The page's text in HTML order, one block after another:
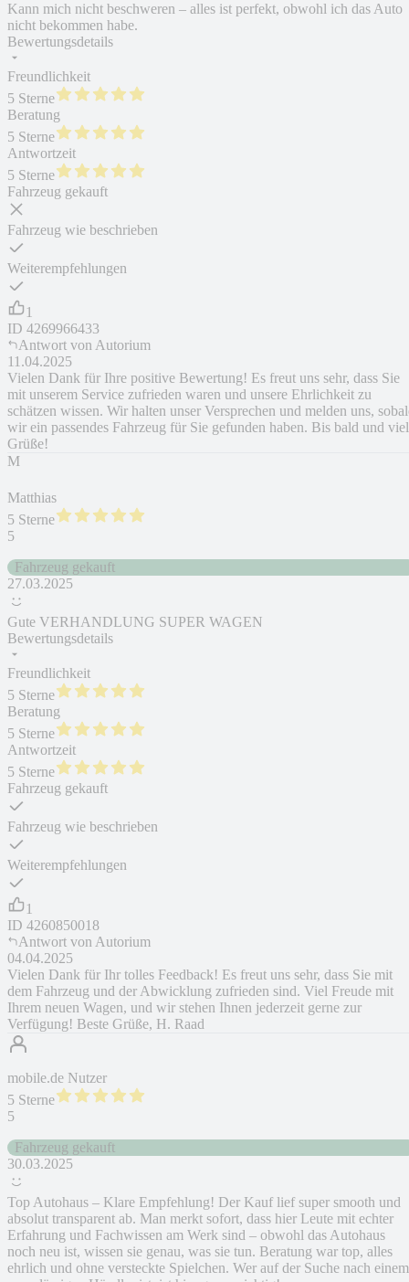
Kann mich nicht beschweren – alles ist perfekt, obwohl ich das Auto
nicht bekommen habe.
Bewertungsdetails
Freundlichkeit
5 Sterne
Beratung
5 Sterne
Antwortzeit
5 Sterne
Fahrzeug gekauft
Fahrzeug wie beschrieben
Weiterempfehlungen
1
ID 4269966433
Antwort von Autorium
11.04.2025
Vielen Dank für Ihre positive Bewertung! Es freut uns sehr, dass Sie
mit unserem Service zufrieden waren und unsere Ehrlichkeit zu
schätzen wissen. Wir halten unser Versprechen und melden uns,
wir ein passendes Fahrzeug für Sie gefunden haben. Bis bald und
Grüße!
M
Matthias
5 Sterne
5
Fahrzeug gekauft
27.03.2025
Gute VERHANDLUNG SUPER WAGEN
Bewertungsdetails
Freundlichkeit
5 Sterne
Beratung
5 Sterne
Antwortzeit
5 Sterne
Fahrzeug gekauft
Fahrzeug wie beschrieben
Weiterempfehlungen
1
ID 4260850018
Antwort von Autorium
04.04.2025
Vielen Dank für Ihr tolles Feedback! Es freut uns sehr, dass Sie mit
dem Fahrzeug und der Abwicklung zufrieden sind. Viel Freude mit
Ihrem neuen Wagen, und wir stehen Ihnen jederzeit gerne zur
Verfügung! Beste Grüße, H. Raad
mobile.de Nutzer
5 Sterne
5
Fahrzeug gekauft
30.03.2025
Top Autohaus – Klare Empfehlung! Der Kauf lief super smooth und
absolut transparent ab. Man merkt sofort, dass hier Leute mit echter
Erfahrung und Fachwissen am Werk sind – obwohl das Autohaus
noch neu ist, wissen sie genau, was sie tun. Beratung war top, alles
ehrlich und ohne versteckte Spielchen. Wer auf der Suche nach einem